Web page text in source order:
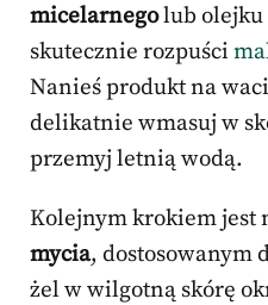
micelarnegolub olejku
skutecznie rozpuści
Nanieś produkt na
delikatnie wmasuj w
przemyj letnią wodą.
Kolejnym krokiem jest
mycia, dostosowanym
żel w wilgotną skórę